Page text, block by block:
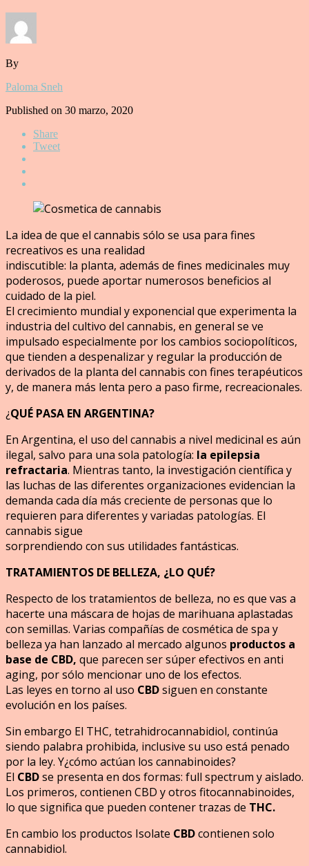
By
Paloma Sneh
Published on 30 marzo, 2020
Share
Tweet
La idea de que el cannabis sólo se usa para fines
recreativos es una realidad
indiscutible: la planta, además de fines medicinales muy
poderosos, puede aportar numerosos beneficios al
cuidado de la piel.
El crecimiento mundial y exponencial que experimenta la
industria del cultivo del cannabis, en general se ve
impulsado especialmente por los cambios sociopolíticos,
que tienden a despenalizar y regular la producción de
derivados de la planta del cannabis con fines terapéuticos
y, de manera más lenta pero a paso firme, recreacionales.
¿QUÉ PASA EN ARGENTINA?
En Argentina, el uso del cannabis a nivel medicinal es aún
ilegal, salvo para una sola patología: la epilepsia
refractaria. Mientras tanto, la investigación científica y
las luchas de las diferentes organizaciones evidencian la
demanda cada día más creciente de personas que lo
requieren para diferentes y variadas patologías. El
cannabis sigue
sorprendiendo con sus utilidades fantásticas.
TRATAMIENTOS DE BELLEZA, ¿LO QUÉ?
Respecto de los tratamientos de belleza, no es que vas a
hacerte una máscara de hojas de marihuana aplastadas
con semillas. Varias compañías de cosmética de spa y
belleza ya han lanzado al mercado algunos productos a
base de CBD, que parecen ser súper efectivos en anti
aging, por sólo mencionar uno de los efectos.
Las leyes en torno al uso CBDsiguen en constante
evolución en los países.
Sin embargo El THC, tetrahidrocannabidiol, continúa
siendo palabra prohibida, inclusive su uso está penado
por la ley. Y¿cómo actúan los cannabinoides?
El CBDse presenta en dos formas: full spectrum y aislado.
Los primeros, contienen CBD y otros fitocannabinoides,
lo que significa que pueden contener trazas de THC.
En cambio los productos Isolate CBDcontienen solo
cannabidiol.